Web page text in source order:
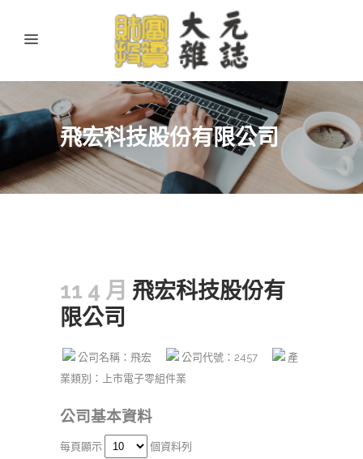
飛宏科技股份有限公司
11 4 月 飛宏科技股份有
限公司
公司名稱：飛宏 公司代號：2457
產
業類別：上市電子零組件業
公司基本資料
每頁顯示 個資料列